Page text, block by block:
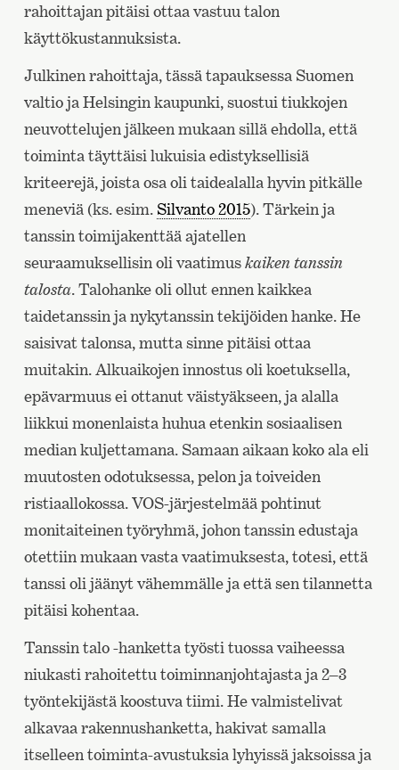
rahoittajan pitäisi ottaa vastuu talon
käyttökustannuksista.
Julkinen rahoittaja, tässä tapauksessa Suomen
valtio ja Helsingin kaupunki, suostui tiukkojen
neuvottelujen jälkeen mukaan sillä ehdolla, että
toiminta täyttäisi lukuisia edistyksellisiä
kriteerejä, joista osa oli taidealalla hyvin pitkälle
meneviä (ks. esim. Silvanto 2015). Tärkein ja
tanssin toimijakenttää ajatellen
seuraamuksellisin oli vaatimuskaiken tanssin
talosta. Talohanke oli ollut ennen kaikkea
taidetanssin ja nykytanssin tekijöiden hanke. He
saisivat talonsa, mutta sinne pitäisi ottaa
muitakin. Alkuaikojen innostus oli koetuksella,
epävarmuus ei ottanut väistyäkseen, ja alalla
liikkui monenlaista huhua etenkin sosiaalisen
median kuljettamana. Samaan aikaan koko ala eli
muutosten odotuksessa, pelon ja toiveiden
ristiaallokossa. VOS-järjestelmää pohtinut
monitaiteinen työryhmä, johon tanssin edustaja
otettiin mukaan vasta vaatimuksesta, totesi, että
tanssi oli jäänyt vähemmälle ja että sen tilannetta
pitäisi kohentaa.
Tanssin talo -hanketta työsti tuossa vaiheessa
niukasti rahoitettu toiminnanjohtajasta ja 2‒3
työntekijästä koostuva tiimi. He valmistelivat
alkavaa rakennushanketta, hakivat samalla
itselleen toiminta-avustuksia lyhyissä jaksoissa ja